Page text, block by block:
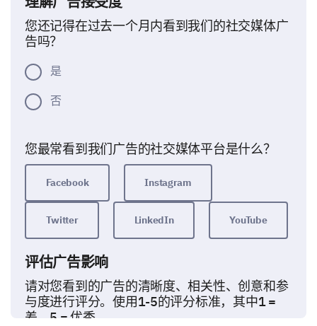
您还记得在过去一个月内看到我们的社交媒体广
告吗？
是
否
您最常看到我们广告的社交媒体平台是什么？
Facebook Instagram
Twitter LinkedIn YouTube
评估广告影响
请对您看到的广告的清晰度、相关性、创意和参
与度进行评分。使用1-5的评分标准，其中1 =
差，5 = 优秀。